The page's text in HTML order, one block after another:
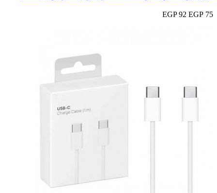
75 EGP
92 EGP